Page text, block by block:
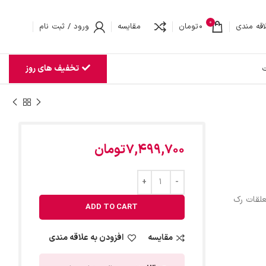
مندی 0
0تومان مقایسه ورود / ثبت نام
تخفیف های روز
رک
7,499,700تومان
ADD TO CART
مقایسه افزودن به علاقه مندی